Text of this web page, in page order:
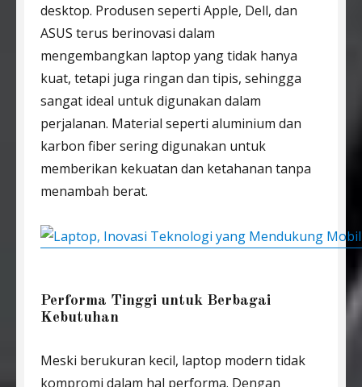
desktop. Produsen seperti Apple, Dell, dan
ASUS terus berinovasi dalam
mengembangkan laptop yang tidak hanya
kuat, tetapi juga ringan dan tipis, sehingga
sangat ideal untuk digunakan dalam
perjalanan. Material seperti aluminium dan
karbon fiber sering digunakan untuk
memberikan kekuatan dan ketahanan tanpa
menambah berat.
Performa Tinggi untuk Berbagai
Kebutuhan
Meski berukuran kecil, laptop modern tidak
kompromi dalam hal performa. Dengan